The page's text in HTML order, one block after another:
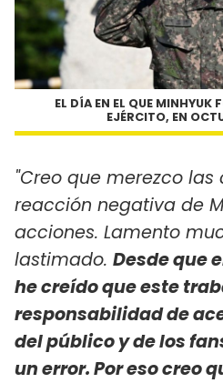
EL DÍA EN EL QUE MINHYUK
EJÉRCITO, EN
"Creo que merezco
reacción negativa de
acciones. Lamento
lastimado. Desde que
he creído que este
responsabilidad de
del público y de los
un error. Por eso creo